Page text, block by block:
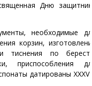
Дню защитника
необходимые для
корзин, изготовления
тиснения по бересте,
приспособления для
датированы XXXV-X